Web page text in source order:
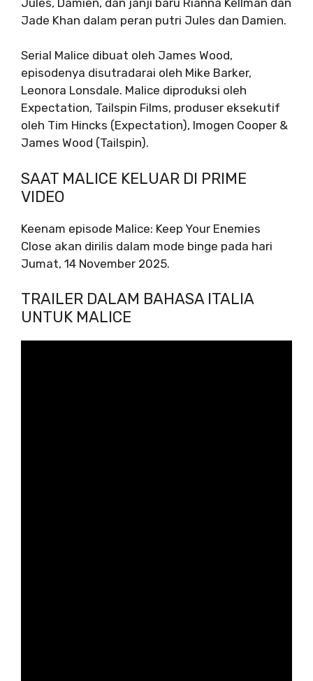
Jade Khan dalam peran putri Jules dan Damien.
Serial Malice dibuat oleh James Wood,
episodenya disutradarai oleh Mike Barker,
Leonora Lonsdale. Malice diproduksi oleh
Expectation, Tailspin Films, produser eksekutif
oleh Tim Hincks (Expectation), Imogen Cooper &
James Wood (Tailspin).
SAAT MALICE KELUAR DI PRIME
VIDEO
Keenam episode Malice: Keep Your Enemies
Close akan dirilis dalam mode binge pada hari
Jumat, 14 November 2025.
TRAILER DALAM BAHASA ITALIA
UNTUK MALICE